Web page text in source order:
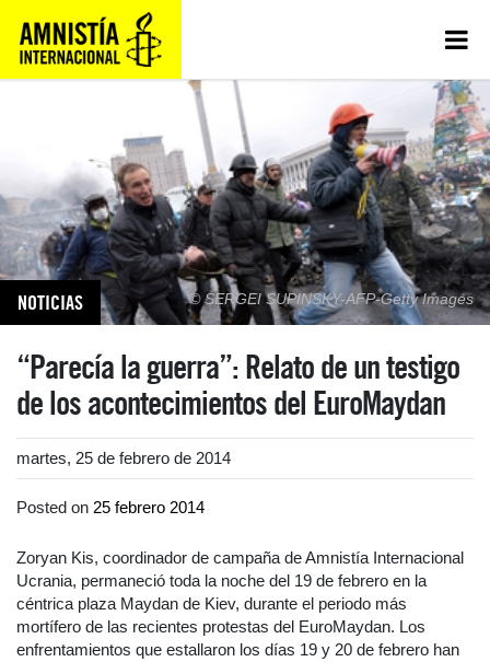
© SERGEI SUPINSKY-AFP-Getty Images
NOTICIAS
“Parecía la guerra”: Relato de un testigo
de los acontecimientos del EuroMaydan
martes, 25 de febrero de 2014
Posted on 25 febrero 2014
Zoryan Kis, coordinador de campaña de Amnistía Internacional
Ucrania, permaneció toda la noche del 19 de febrero en la
céntrica plaza Maydan de Kiev, durante el periodo más
mortífero de las recientes protestas del EuroMaydan. Los
enfrentamientos que estallaron los días 19 y 20 de febrero han